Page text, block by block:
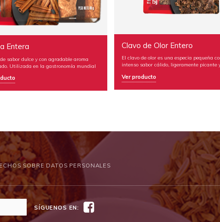
agradable aroma
gastronomía mundial
Clavo de Olor Entero
El clavo de olor es una especia pequeña con un
intenso sabor cálido, ligeramente picante y dulce.
SOBRE DATOS PERSONALES
SÍGUENOS EN: Facebook